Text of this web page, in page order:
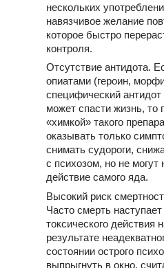
нескольких
навязчивое желание
которое быстро
контроля.
Отсутствие антидота.
опиатами (героин,
специфический
может спасти жизнь, то
«химкой» такого
оказывать только
снимать судороги,
с психозом, но не могут
действие самого яда.
Высокий риск
Часто смерть
токсического действия
результате
состоянии острого
выпрыгнуть в окно,